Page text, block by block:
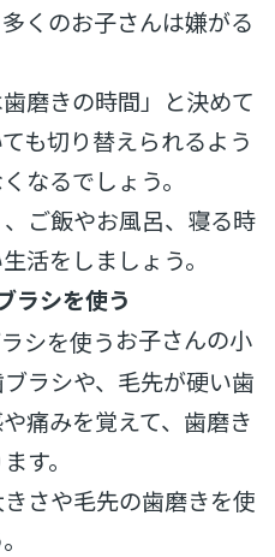
くのお子さんは嫌がる
磨きの時間」と決めて
も切り替えられるよう
なるでしょう。
ご飯やお風呂、寝る時
活をしましょう。
ラシを使う
お子さんの小
ラシや、毛先が硬い歯
痛みを覚えて、歯磨き
す。
さや毛先の歯磨きを使